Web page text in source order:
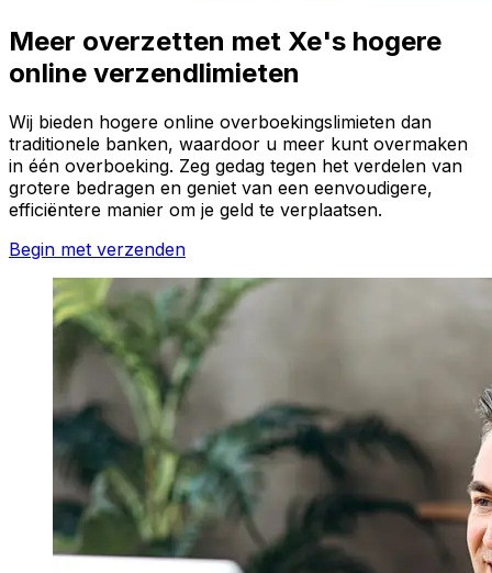
Meer overzetten met Xe's hogere
online verzendlimieten
Wij bieden hogere online overboekingslimieten dan
traditionele banken, waardoor u meer kunt overmaken
in één overboeking. Zeg gedag tegen het verdelen van
grotere bedragen en geniet van een eenvoudigere,
efficiëntere manier om je geld te verplaatsen.
Begin met verzenden